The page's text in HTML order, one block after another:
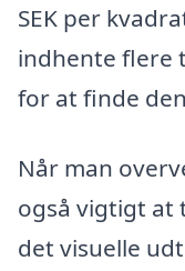
SEK per
indhente flere
for at finde
Når man
også vigtigt at
det visuelle